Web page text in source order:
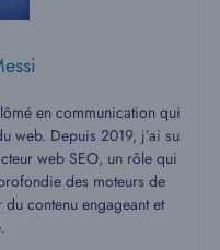
en communication qui
web. Depuis 2019, j’ai su
web SEO, un rôle qui
des moteurs de
contenu engageant et